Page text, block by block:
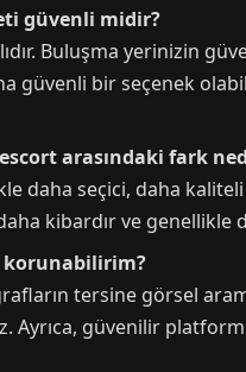
güvenli midir?
Buluşma yerinizin
güvenli bir seçenek
arasındaki fark
daha seçici, daha
kibardır ve genellikle
korunabilirim?
tersine görsel
güvenilir